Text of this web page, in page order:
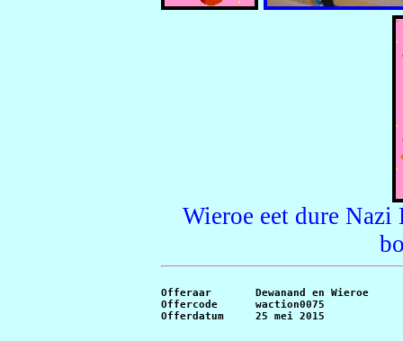
Wieroe eet dure
Offeraar       Dewanand en Wieroe
Offercode      waction0075